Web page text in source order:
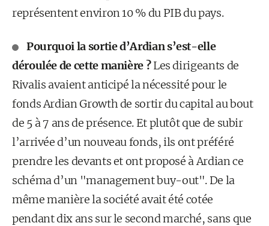
représentent environ 10 % du PIB du pays.
Pourquoi la sortie d’Ardian s’est-elle
déroulée de cette manière ?Les dirigeants de
Rivalis avaient anticipé la nécessité pour le
fonds Ardian Growth de sortir du capital au bout
de 5 à 7 ans de présence. Et plutôt que de subir
l’arrivée d’un nouveau fonds, ils ont préféré
prendre les devants et ont proposé à Ardian ce
schéma d’un "management buy-out". De la
même manière la société avait été cotée
pendant dix ans sur le second marché, sans que